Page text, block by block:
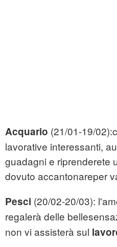
Acquario (21/01-19/
lavorative interessanti,
guadagni e riprenderete
dovuto accantonareper
Pesci (20/02-20/03):
regalerà delle
non vi assisterà sul